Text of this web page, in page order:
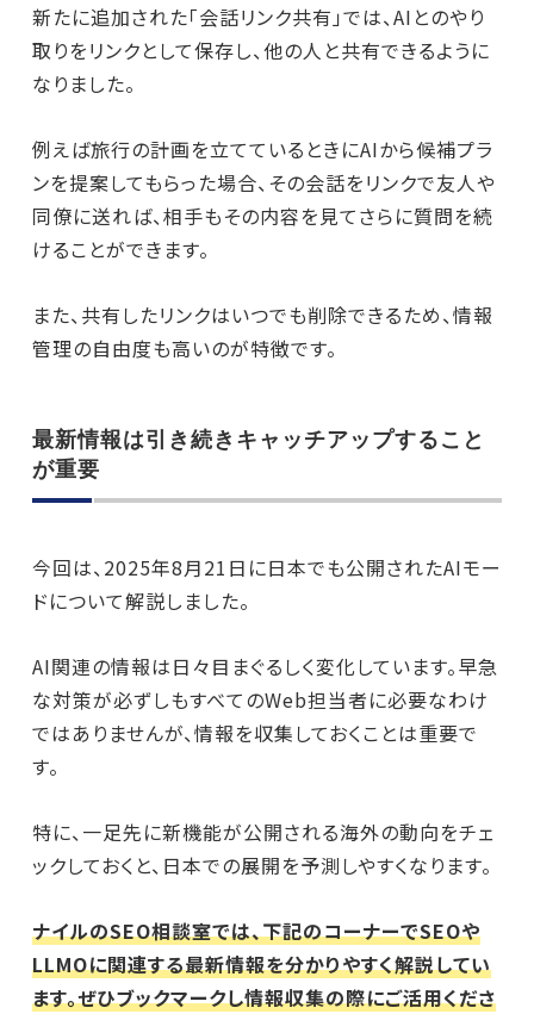
新たに追加された「会話リンク共有」では、AIとのやり
取りをリンクとして保存し、他の人と共有できるように
なりました。
例えば旅行の計画を立てているときにAIから候補プラ
ンを提案してもらった場合、その会話をリンクで友人や
同僚に送れば、相手もその内容を見てさらに質問を続
けることができます。
また、共有したリンクはいつでも削除できるため、情報
管理の自由度も高いのが特徴です。
最新情報は引き続きキャッチアップすること
が重要
今回は、2025年8月21日に日本でも公開されたAIモー
ドについて解説しました。
AI関連の情報は日々目まぐるしく変化しています。早急
な対策が必ずしもすべてのWeb担当者に必要なわけ
ではありませんが、情報を収集しておくことは重要で
す。
特に、一足先に新機能が公開される海外の動向をチェ
ックしておくと、日本での展開を予測しやすくなります。
ナイルのSEO相談室では、下記のコーナーでSEOや
LLMOに関連する最新情報を分かりやすく解説してい
ます。ぜひブックマークし情報収集の際にご活用くださ